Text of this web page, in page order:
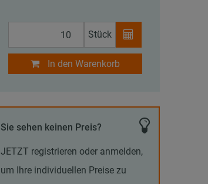
Stück
In den Warenkorb
Sie sehen keinen Preis?
JETZT registrieren oder anmelden,
um Ihre individuellen Preise zu